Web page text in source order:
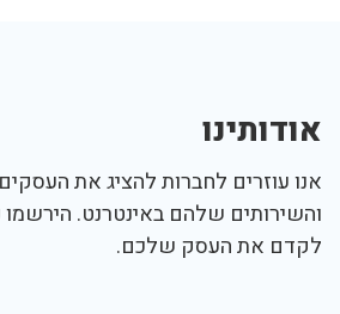
אודותינו
אנו עוזרים לחברות להציג את
והשירותים שלהם באינטרנט. הירשמו
לקדם את העסק שלכם.